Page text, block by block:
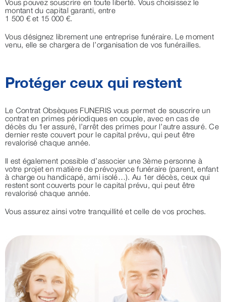
Vous pouvez souscrire en toute liberté. Vous choisissez le
montant du capital garanti, entre
1 500 € et 15 000 €.
Vous désignez librement une entreprise funéraire. Le moment
venu, elle se chargera de l’organisation de vos funérailles.
Protéger ceux qui restent
Le Contrat Obsèques FUNERIS vous permet de souscrire un
contrat en primes périodiques en couple, avec en cas de
décès du 1er assuré, l’arrêt des primes pour l’autre assuré. Ce
dernier reste couvert pour le capital prévu, qui peut être
revalorisé chaque année.
Il est également possible d’associer une 3ème personne à
votre projet en matière de prévoyance funéraire (parent, enfant
à charge ou handicapé, ami isolé…). Au 1er décès, ceux qui
restent sont couverts pour le capital prévu, qui peut être
revalorisé chaque année.
Vous assurez ainsi votre tranquillité et celle de vos proches.